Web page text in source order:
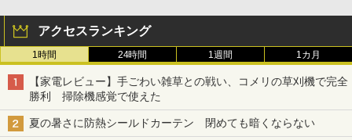
アクセスランキング
1時間 24時間 1週間 1カ月
【家電レビュー】手ごわい雑草との戦い、コメリの草刈機で完全
勝利 掃除機感覚で使えた
夏の暑さに防熱シールドカーテン 閉めても暗くならない